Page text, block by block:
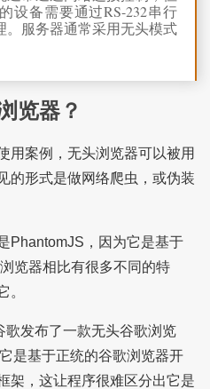
设备需要通过RS-232串行
。服务器通常采用无头模式
览器？
用案例，无头浏览器可以被用
的形式是做网络爬虫，或伪装
PhantomJS，因为它是基于
览器相比有很多不同的特
。
发布了一款无头谷歌浏览
是基于正统的谷歌浏览器开
架，这让程序很难区分出它是